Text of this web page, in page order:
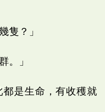
隻？」
。」
是生命，有收穫就